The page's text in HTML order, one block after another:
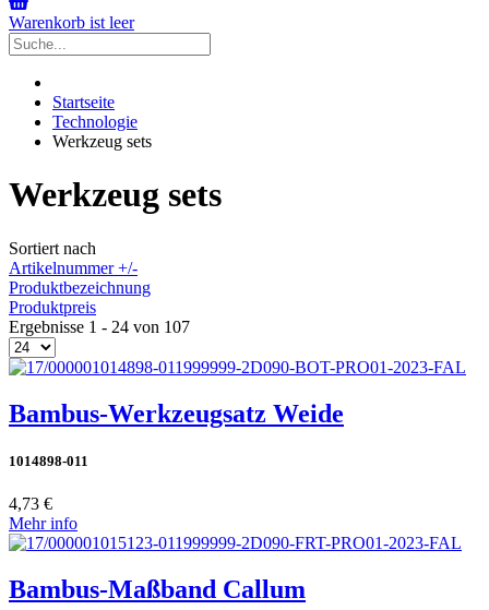
Warenkorb ist leer
Startseite
Technologie
Werkzeug sets
Werkzeug sets
Sortiert nach
Artikelnummer +/-
Produktbezeichnung
Produktpreis
Ergebnisse 1 - 24 von 107
Bambus-Werkzeugsatz Weide
1014898-011
4,73 €
Mehr info
Bambus-Maßband Callum